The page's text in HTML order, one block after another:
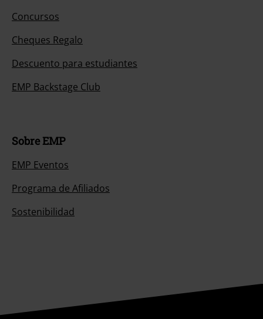
Concursos
Cheques Regalo
Descuento para estudiantes
EMP Backstage Club
Sobre EMP
EMP Eventos
Programa de Afiliados
Sostenibilidad